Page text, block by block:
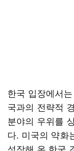
한국 입장에서
국과의 전략적
분야의 우위를
다. 미국의 약화